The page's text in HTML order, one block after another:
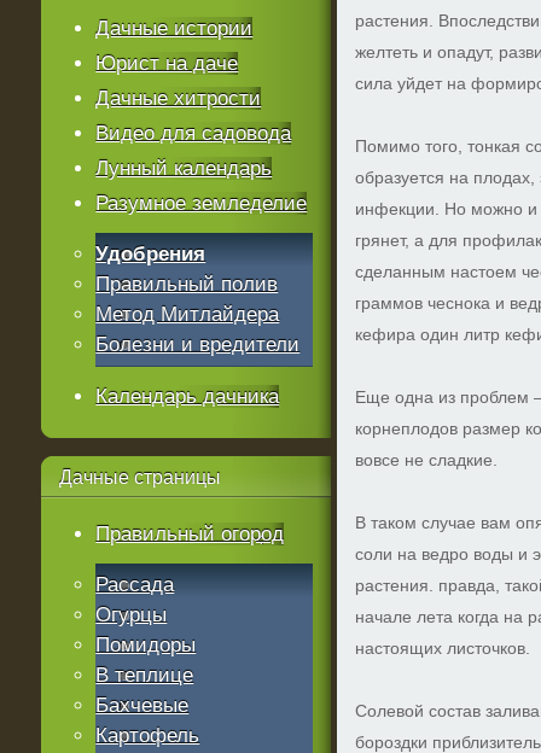
растения.
желтеть и опадут,
сила уйдет на
Помимо того, тонкая
образуется на
инфекции. Но можно и
грянет, а для
сделанным настоем
граммов чеснока и
кефира один литр
Еще одна из проблем
корнеплодов размер
вовсе не сладкие.
В таком случае вам
соли на ведро воды и
растения. правда,
начале лета когда на
настоящих листочков.
Солевой состав
бороздки
Дачные истории
Юрист на даче
Дачные хитрости
Видео для садовода
Лунный календарь
Разумное земледелие
Удобрения
Правильный полив
Метод Митлайдера
Болезни и вредители
Календарь дачника
Дачные страницы
Правильный огород
Рассада
Огурцы
Помидоры
В теплице
Бахчевые
Картофель